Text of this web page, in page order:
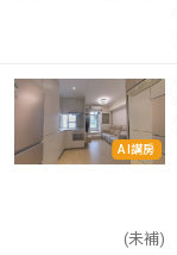
AI講房
(未補)